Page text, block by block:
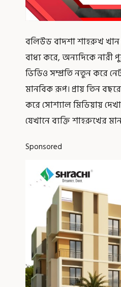
বলিউড বাদশা শাহরুখ খান
বাধ্য করে, অন্যদিকে নারী
ভিডিও সম্প্রতি নতুন করে
মানবিক রূপ। প্রায় তিন
করে সোশ্যাল মিডিয়ায়
যেখানে ব্যক্তি শাহরুখের
Sponsored